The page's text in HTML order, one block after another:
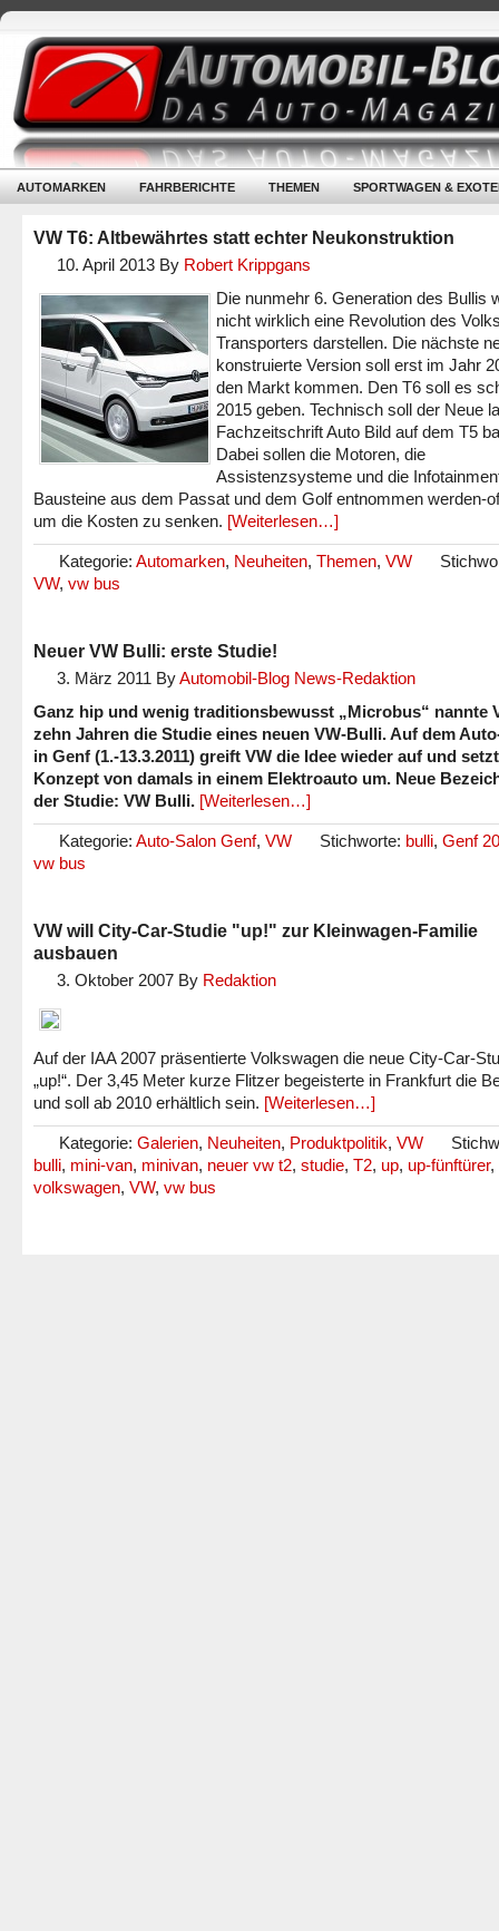
AUTOMARKEN FAHRBERICHTE THEMEN SPORTWAGEN &
VW T6: Altbewährtes statt echter Neukonstruktion
10. April 2013 By Robert Krippgans
Die nunmehr 6. Generation des Bullis
nicht wirklich eine Revolution des
Transporters darstellen. Die nächste
konstruierte Version soll erst im Jahr
den Markt kommen. Den T6 soll es
2015 geben. Technisch soll der Neue
Fachzeitschrift Auto Bild auf dem T5
Dabei sollen die Motoren, die
Assistenzsysteme und die
Bausteine aus dem Passat und dem Golf entnommen werden-
um die Kosten zu senken. [Weiterlesen…]
Kategorie: Automarken, Neuheiten, Themen, VW
VW, vw bus
Neuer VW Bulli: erste Studie!
3. März 2011 ByAutomobil-Blog News-Redaktion
Ganz hip und wenig traditionsbewusst „Microbus“ nannte
zehn Jahren die Studie eines neuen VW-Bulli. Auf dem
in Genf (1.-13.3.2011) greift VW die Idee wieder auf und
Konzept von damals in einem Elektroauto um. Neue
der Studie: VW Bulli. [Weiterlesen…]
Kategorie: Auto-Salon Genf, VW Stichworte: bulli, Genf
vw bus
VW will City-Car-Studie "up!" zur Kleinwagen-Familie
ausbauen
3. Oktober 2007 By Redaktion
Auf der IAA 2007 präsentierte Volkswagen die neue City-Car-
„up!“. Der 3,45 Meter kurze Flitzer begeisterte in Frankfurt die
und soll ab 2010 erhältlich sein. [Weiterlesen…]
Kategorie: Galerien, Neuheiten, Produktpolitik, VW
bulli, mini-van, minivan, neuer vw t2, studie, T2, up, up-fünftürer,
volkswagen, VW, vw bus